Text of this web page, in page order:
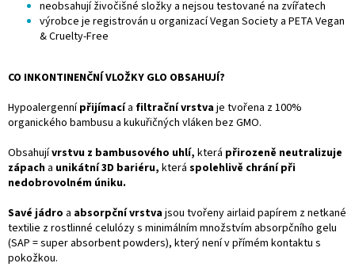
neobsahují živočišné složky a nejsou testované na zvířatech
výrobce je registrován u organizací Vegan Society a PETA Vegan
& Cruelty-Free
CO INKONTINENČNÍ VLOŽKY GLO OBSAHUJÍ?
Hypoalergennípřijímacía filtrační vrstvaje tvořena z 100%
organického bambusu a kukuřičných vláken bez GMO.
Obsahujívrstvu z bambusového uhlí, která přirozeně neutralizuje
zápach a unikátní 3D bariéru, která spolehlivě chrání při
nedobrovolném úniku.
Savé jádro a absorpční vrstvajsou tvořeny airlaid papírem z netkané
textilie z rostlinné celulózy s minimálním množstvím absorpčního gelu
(SAP = super absorbent powders), který není v přímém kontaktu s
pokožkou.